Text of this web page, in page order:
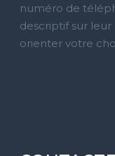
numéro de
descriptif sur
orienter votre